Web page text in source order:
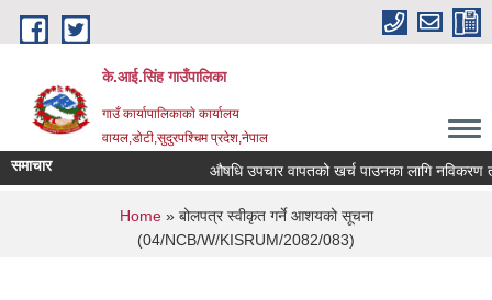
Skip to main content
के.आई.सिंह गाउँपालिका
गाउँ कार्यापालिकाकाे कार्यालय
वायल,डोटी,सुदुरपश्चिम प्रदेश,नेपाल
समाचार औषधि उपचार वापतको खर्च पाउनका लागि नविकरण तथा
You are here
Home» बोलपत्र स्वीकृत गर्ने आशयको सूचना
(04/NCB/W/KISRUM/2082/083)